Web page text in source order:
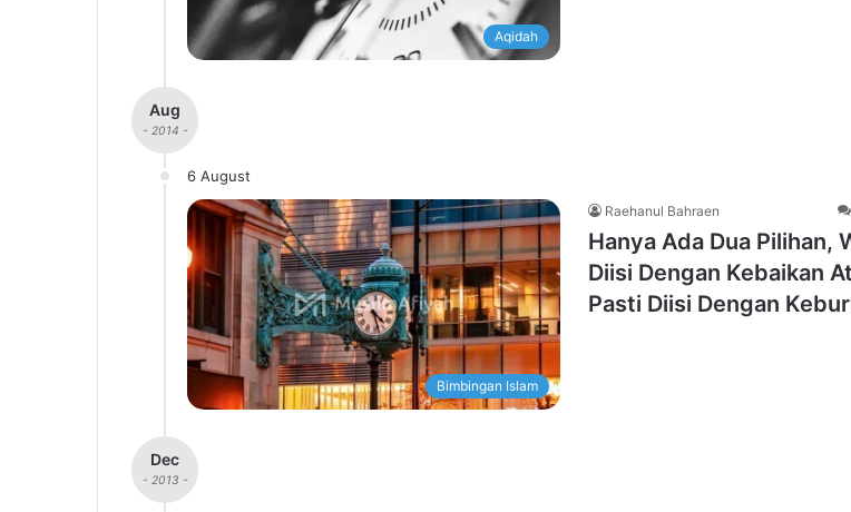
Aqidah
Aug
- 2014 -
6 August
Bimbingan Islam
Raehanul Bahraen
Hanya Ada Dua Pilihan,
Diisi Dengan Kebaikan
Pasti Diisi Dengan
Dec
- 2013 -